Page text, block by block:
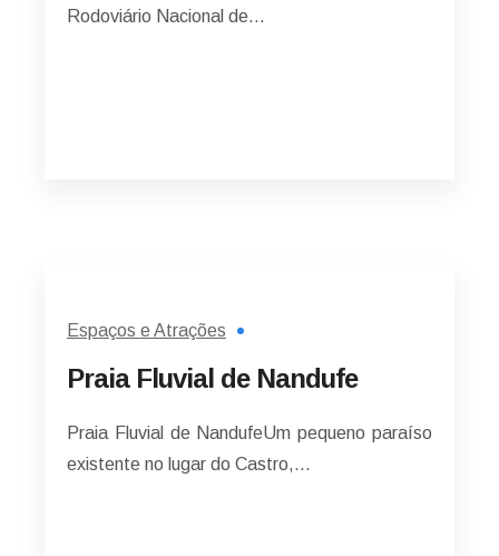
Rodoviário Nacional de…
Espaços e Atrações
Praia Fluvial de Nandufe
Praia Fluvial de NandufeUm pequeno paraíso
existente no lugar do Castro,…